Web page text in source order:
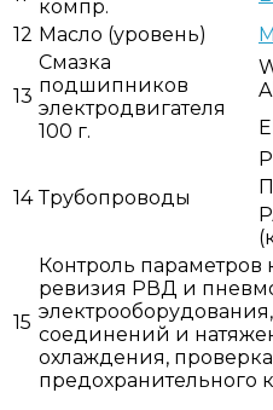
компр.
12 Масло (уровень)
13
Смазка
подшипников
электродвигателя
100 г.
14 Трубопроводы
15
Контроль параметров
ревизия РВД и
соединений и
охлаждения,
предохранительного